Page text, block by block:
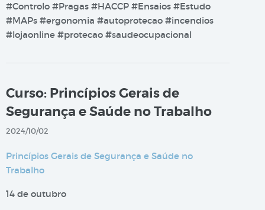
#Controlo #Pragas #HACCP #Ensaios #Estudo
#MAPs #ergonomia #autoprotecao #incendios
#lojaonline #protecao #saudeocupacional
Curso: Princípios Gerais de
Segurança e Saúde no Trabalho
2024/10/02
Princípios Gerais de Segurança e Saúde no
Trabalho
14 de outubro